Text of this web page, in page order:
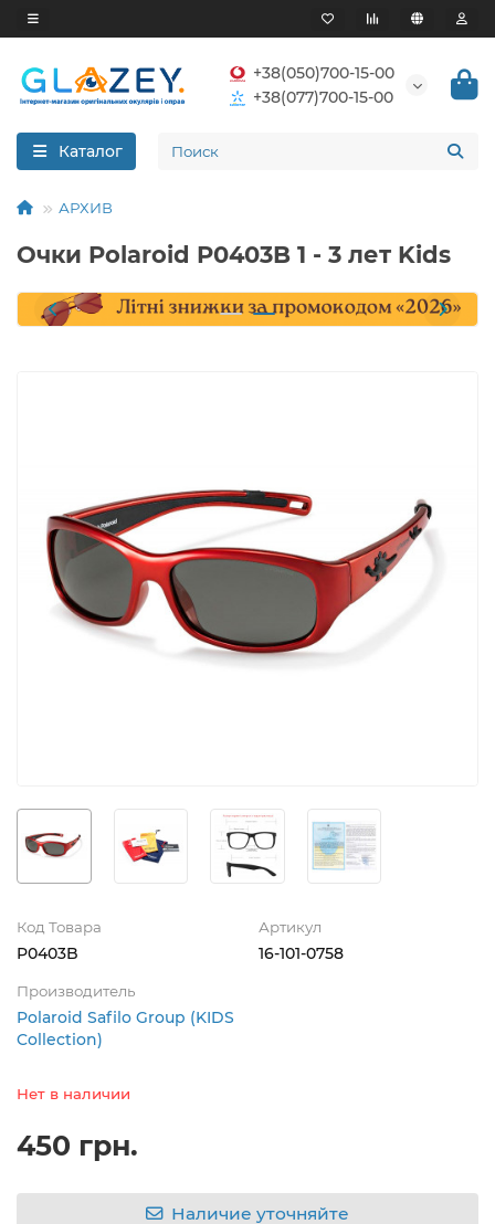
+38(050)700-15-00
+38(077)700-15-00
Каталог
АРХИВ
Очки Polaroid P0403B 1 - 3 лет Kids
Код Товара
P0403B
Артикул
16-101-0758
Производитель
Polaroid Safilo Group (KIDS
Collection)
Нет в наличии
450 грн.
Наличие уточняйте